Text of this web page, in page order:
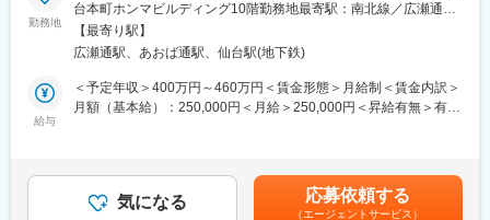
・顧客ごとに異なるニーズや関係性に応じて提案を組み立てるた
め、戦略的に商談を進める面白さも魅力です。
・営業エリアは基本的に支店近郊が中心で、外勤時は直行直帰も
ます。
その後、配属先にてOJTを中心に実務経験を積みながら、入社後3
～6か月を目安に担当を持ち、営業として独り立ちしていただくイ
関や開業をお考えの医師などに対して、リース商品の提案をメイ
ンでお任せします。
【業務内容】
病院やクリニック、介護施設などを対象に、医療機器をはじめと
ポートいただきます。
勤務地
台本町ホンマビルディング10階勤務地最寄駅：南北線／広瀬通駅
受動喫煙対策：屋内全面禁煙
【最寄り駅】
広瀬通駅、あおば通駅、仙台駅(地下鉄)
給与
＜予定年収＞400万円～460万円＜賃金形態＞月給制＜賃金内訳＞
月額（基本給）：250,000円＜月給＞250,000円＜昇給有無＞有＜
いません■昇給：有賃金はあくまでも目安の金額であり、選考を通
じて上下する可能性があります。月給(月額)は固定手当を含めた表
気になる 応募依頼する
（エージェントサービス）